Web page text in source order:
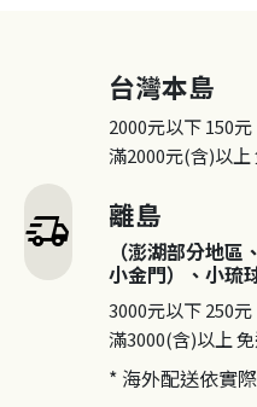
delivery_truck_speed
台灣本島
2000元以下150元
滿2000元(含)以上
離島
（澎湖部分地
小金門）、小琉
3000元以下250元
滿3000(含)以上
* 海外配送依實